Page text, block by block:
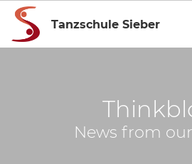
Tanzschule Sieber
News from